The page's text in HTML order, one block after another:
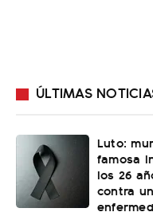
ÚLTIMAS
Luto:
famosa
los 26
contra